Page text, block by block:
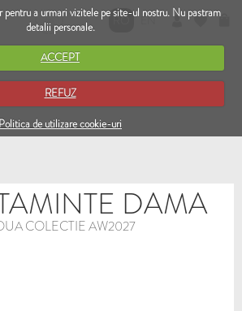
a urmari vizitele pe site-ul nostru. Nu pastram
detalii personale.
ACCEPT
REFUZ
Politica de utilizare cookie-uri
RO EN
DAMA
COLECTIE AW2027